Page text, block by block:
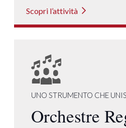
Scopri l’attività
UNO STRUMENTO CHE
Orchestre